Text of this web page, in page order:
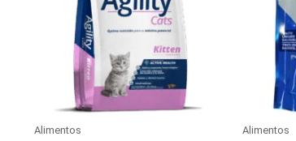
Alimentos Alimentos